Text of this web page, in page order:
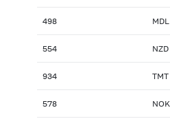
498 MDL
554 NZD
934 TMT
578 NOK